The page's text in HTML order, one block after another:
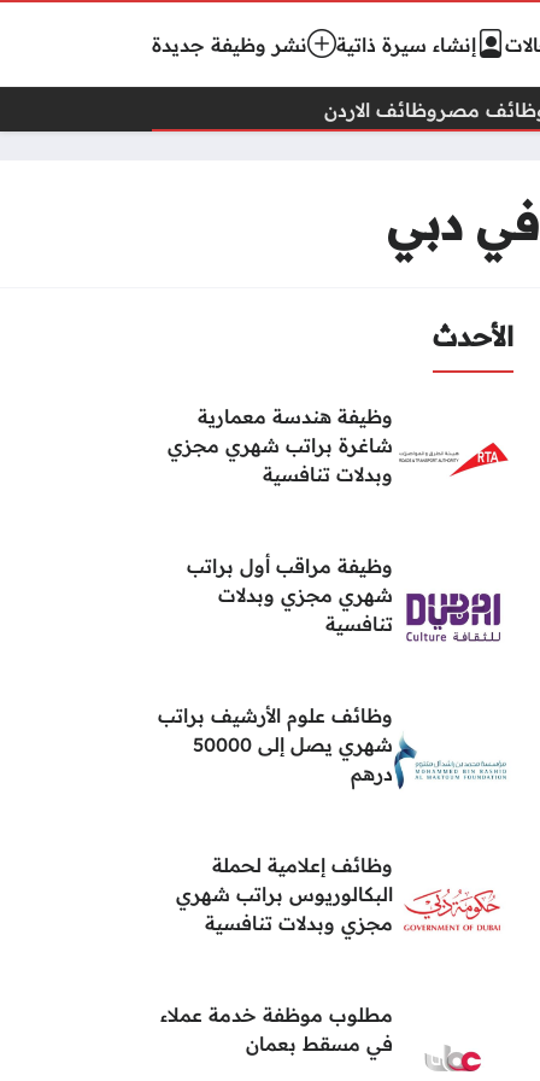
إنشاء سيرة ذاتية نشر وظيفة جديدة
مصروظائف الاردن
دبي
الأحدث
وظيفة هندسة معمارية
شاغرة براتب شهري مجزي
وبدلات تنافسية
وظيفة مراقب أول براتب
شهري مجزي وبدلات
تنافسية
وظائف علوم الأرشيف براتب
شهري يصل إلى 50000
درهم
وظائف إعلامية لحملة
البكالوريوس براتب شهري
مجزي وبدلات تنافسية
مطلوب موظفة خدمة عملاء
في مسقط بعمان